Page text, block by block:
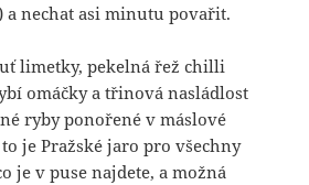
a nechat asi minutu povařit.
limetky, pekelná řež chilli
omáčky a třinová nasládlost
ryby ponořené v máslové
je Pražské jaro pro všechny
je v puse najdete, a možná